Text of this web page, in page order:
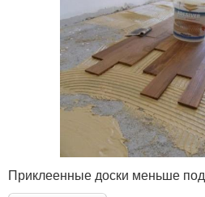
Приклеенные доски меньше